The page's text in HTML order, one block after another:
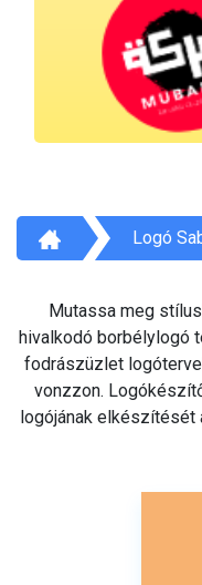
Logó
Mutassa meg
hivalkodó borbélylogó
fodrászüzlet
vonzzon.
logójának elkészítését